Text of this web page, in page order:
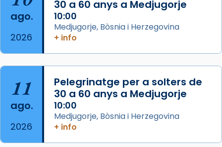
2 weeks ago
Aquest dilluns, 27 de juliol, ha tingut lloc la
missa d’acció de gràcies en agraïment al
comitè organitzador de la visita apostòlica
del Sant Pare Lleó XIV a Barcelona, i als
col·laboradors, a la Catedral de Barcelona.
L’arquebisbe de Barcelona, el cardenal Joan
Josep Omella, ha presidit la missa i l’ha
concelebrat el bisbe auxiliar de Barcelona,
Mons. David Abadías.
📸 Dr. G. Simón
ago.
2026
30 a 60 anys a Medjugorje
10:00
Medjugorje, Bòsnia i Herzegovina
+ info
11
ago.
2026
Pelegrinatge per a solters de
30 a 60 anys a Medjugorje
10:00
Medjugorje, Bòsnia i Herzegovina
+ info